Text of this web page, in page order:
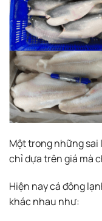
Một trong những sai
chỉ dựa trên giá mà
Hiện nay cá đông
khác nhau như: